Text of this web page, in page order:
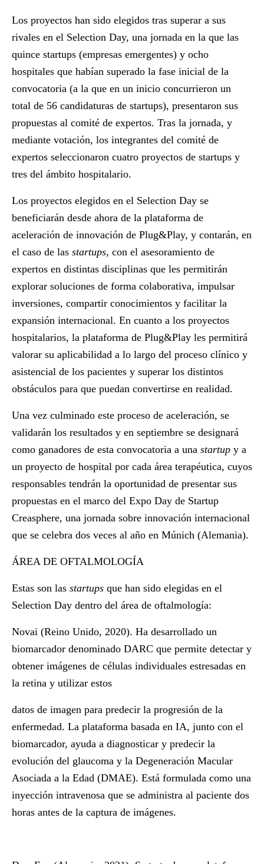
Los proyectos han sido elegidos tras superar a sus
rivales en el Selection Day, una jornada en la que las
quince startups (empresas emergentes) y ocho
hospitales que habían superado la fase inicial de la
convocatoria (a la que en un inicio concurrieron un
total de 56 candidaturas de startups), presentaron sus
propuestas al comité de expertos. Tras la jornada, y
mediante votación, los integrantes del comité de
expertos seleccionaron cuatro proyectos de startups y
tres del ámbito hospitalario.
Los proyectos elegidos en el Selection Day se
beneficiarán desde ahora de la plataforma de
aceleración de innovación de Plug&Play, y contarán, en
el caso de las startups, con el asesoramiento de
expertos en distintas disciplinas que les permitirán
explorar soluciones de forma colaborativa, impulsar
inversiones, compartir conocimientos y facilitar la
expansión internacional. En cuanto a los proyectos
hospitalarios, la plataforma de Plug&Play les permitirá
valorar su aplicabilidad a lo largo del proceso clínico y
asistencial de los pacientes y superar los distintos
obstáculos para que puedan convertirse en realidad.
Una vez culminado este proceso de aceleración, se
validarán los resultados y en septiembre se designará
como ganadores de esta convocatoria a una startup y a
un proyecto de hospital por cada área terapéutica, cuyos
responsables tendrán la oportunidad de presentar sus
propuestas en el marco del Expo Day de Startup
Creasphere, una jornada sobre innovación internacional
que se celebra dos veces al año en Múnich (Alemania).
ÁREA DE OFTALMOLOGÍA
Estas son las startups que han sido elegidas en el
Selection Day dentro del área de oftalmología:
Novai (Reino Unido, 2020). Ha desarrollado un
biomarcador denominado DARC que permite detectar y
obtener imágenes de células individuales estresadas en
la retina y utilizar estos
datos de imagen para predecir la progresión de la
enfermedad. La plataforma basada en IA, junto con el
biomarcador, ayuda a diagnosticar y predecir la
evolución del glaucoma y la Degeneración Macular
Asociada a la Edad (DMAE). Está formulada como una
inyección intravenosa que se administra al paciente dos
horas antes de la captura de imágenes.